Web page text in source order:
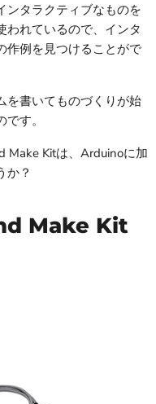
ンタラクティブなものを
われているので、インタ
作例を見つけることがで
を書いてものづくりが始
す。
Make Kitは、Arduinoに加
か？
Make Kit